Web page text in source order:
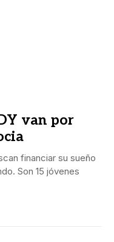
van por
financiar su sueño
Son 15 jóvenes